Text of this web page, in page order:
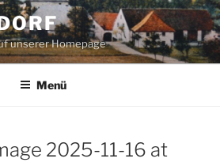
unserer Homepage
Menü
2025-11-16 at